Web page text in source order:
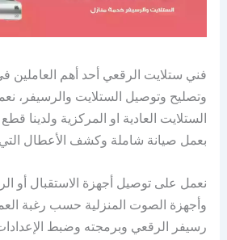
فني ستلايت الرقعي أحد أهم العاملين
وتصليح وتوصيل الستلايت والرسيفر،
الستلايت العادية او المركزية ولدينا
بعمل صيانة شاملة وكشف الأعطال
نعمل على توصيل أجهزة الاستقبال أو
وأجهزة الصوت المنزلية حسب رغبة
رسيفر الرقعي وبرمجته وضبط